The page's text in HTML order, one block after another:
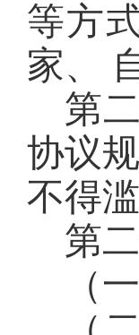
等方
家、
第
协议
不得
第
（